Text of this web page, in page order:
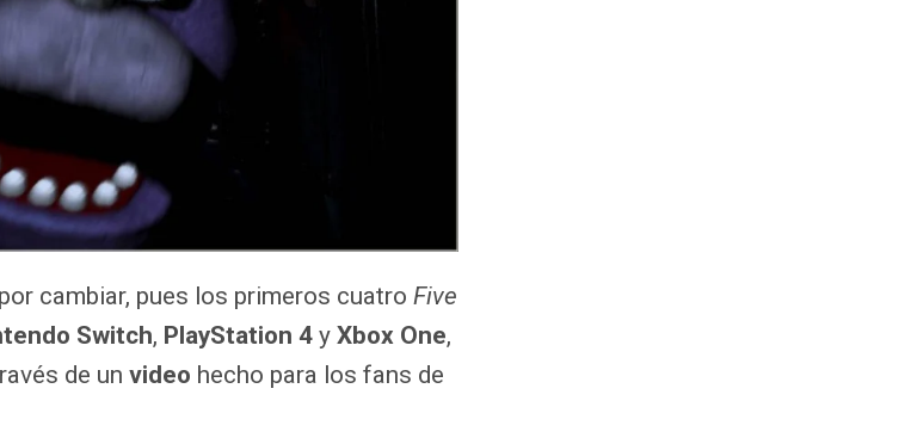
cambiar, pues los primeros cuatroFive
Switch, PlayStation 4yXbox One,
de unvideo hecho para los fans de